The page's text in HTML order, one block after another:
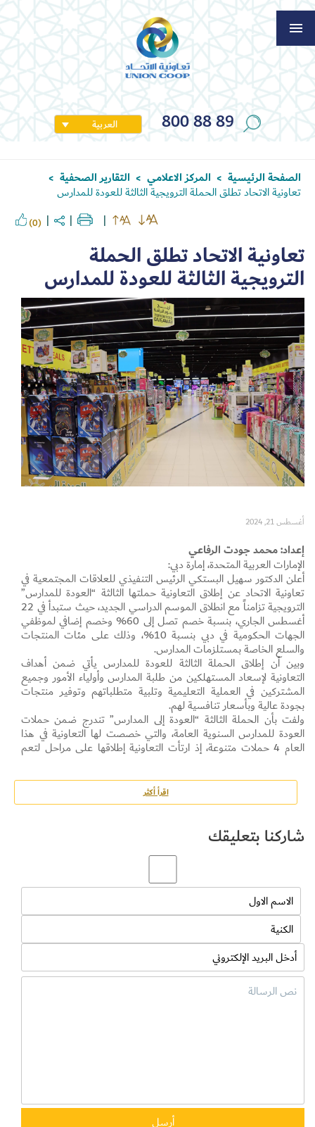
800 88 89 العربية
الصفحة الرئيسية > المركز الاعلامي > التقارير الصحفية >
تعاونية الاتحاد تطلق الحملة الترويجية الثالثة للعودة للمدارس
(0)
تعاونية الاتحاد تطلق الحملة
الترويجية الثالثة للعودة للمدارس
أغسطس 21, 2024
إعداد: محمد جودت الرفاعي
الإمارات العربية المتحدة، إمارة دبي:
أعلن الدكتور سهيل البستكي الرئيس التنفيذي للعلاقات المجتمعية في
تعاونية الاتحاد عن إطلاق التعاونية حملتها الثالثة “العودة للمدارس”
الترويجية تزامناً مع انطلاق الموسم الدراسي الجديد، حيث ستبدأ في 22
أغسطس الجاري، بنسبة خصم تصل إلى 60% وخصم إضافي لموظفي
الجهات الحكومية في دبي بنسبة 10%، وذلك على مئات المنتجات
والسلع الخاصة بمستلزمات المدارس.
وبين أن إطلاق الحملة الثالثة للعودة للمدارس يأتي ضمن أهداف
التعاونية لإسعاد المستهلكين من طلبة المدارس وأولياء الأمور وجميع
المشتركين في العملية التعليمية وتلبية متطلباتهم وتوفير منتجات
بجودة عالية وبأسعار تنافسية لهم.
ولفت بأن الحملة الثالثة “العودة إلى المدارس” تندرج ضمن حملات
العودة للمدارس السنوية العامة، والتي خصصت لها التعاونية في هذا
العام 4 حملات متنوعة، إذ ارتأت التعاونية إطلاقها على مراحل لتعم
الفائدة على الجميع، وإثبات قدرة التعاونية على توفير المستلزمات
الأساسية التعليمية بأقل الأسعار المنافسة، وذلك لتعزيز وتطوير تجربة
عملائها في التسوق في جميع فروعها المنتشرة في مختلف مناطق دبي.
ولفت بأن الحملة الثالثة “العودة للمدارس” مميزة، لما توفره من سلع
تخفيضات على مئات السلع والمنتجات من القرطاسية والإلكترونيات
وغيرها من المنتجات الأخرى التي يحتاجها جميع المستفيدين من
العملية التعليمية، وذلك للارتقاء المتواصل بمستوى الخيارات التي
مشيراً إلى أن جميع العروض ستتوفر على الموقع الإلكتروني والمتجر
الذكي الخاص بالتعاونية وبإمكان المتسوقين طلبها منه.
وبين بأن التعاونية أطلقت أيضاً ضمن حملاتها الترويجية للعودة
للمدارس حملة “اربح رسوم الدراسة”، حيث يمكن للمتسوقين الفوز
بقسط دراسي بقيمة 25,000 درهم أسبوعياً ولمدة سبعة أسابيع
مقابل إنفاق 100 درهم في أي من فروع تعاونية الاتحاد أو المراكز
التجارية التابعة لها أو المتجر الإلكتروني قبل 15 سبتمبر 2024، وذلك
حرصاً منها على إسعاد المتعاملين.
اقرأ أكثر
شاركنا بتعليقك